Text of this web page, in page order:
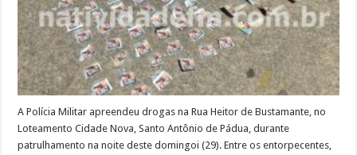
A Polícia Militar apreendeu drogas na Rua Heitor de Bustamante, no
Loteamento Cidade Nova, Santo Antônio de Pádua, durante
patrulhamento na noite deste domingoi (29). Entre os entorpecentes,